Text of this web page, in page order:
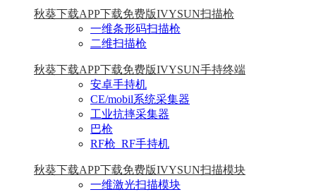
秋葵下载APP下载免费版IVYSUN扫描枪
一维条形码扫描枪
二维扫描枪
秋葵下载APP下载免费版IVYSUN手持终端
安卓手持机
CE/mobil系统采集器
工业抗摔采集器
巴枪
RF枪_RF手持机
秋葵下载APP下载免费版IVYSUN扫描模块
一维激光扫描模块